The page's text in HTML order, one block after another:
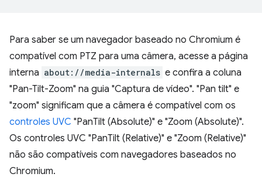
Para saber se um navegador baseado no Chromium é
compatível com PTZ para uma câmera, acesse a página
interna about://media-internals e confira a coluna
"Pan-Tilt-Zoom" na guia "Captura de vídeo". "Pan tilt" e
"zoom" significam que a câmera é compatível com os
controles UVC "PanTilt (Absolute)" e "Zoom (Absolute)".
Os controles UVC "PanTilt (Relative)" e "Zoom (Relative)"
não são compatíveis com navegadores baseados no
Chromium.